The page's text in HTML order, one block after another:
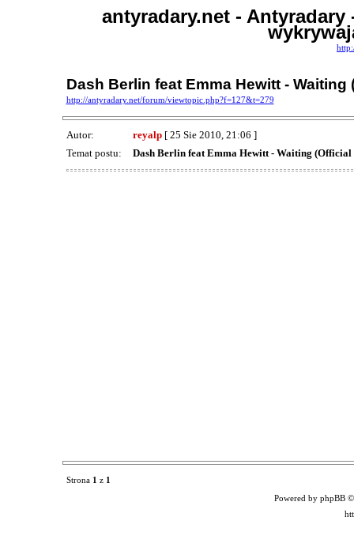
antyradary.net -
Dash Berlin feat Emma Hewitt -
http://antyradary.net/forum/viewtopic.php?f=127&t=279
Autor: reyalp[ 25 Sie 2010, 21:06 ]
Temat postu:
Dash Berlin feat Emma Hewitt - Waiting (Official
Strona 1 z 1
Powered by phpBB